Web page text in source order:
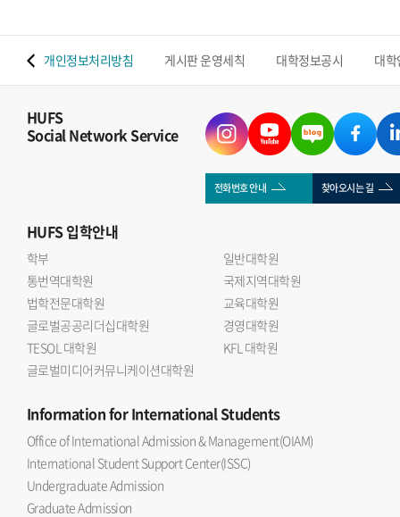
개인정보처리방침 게시판 운영세칙 대학정보공시 대
HUFS
Social Network Service
전화번호 안내 찾아오시는 길
HUFS입학안내
학부
일반대학원
통번역대학원
국제지역대학원
법학전문대학원
교육대학원
글로벌공공리더십대학원
경영대학원
TESOL 대학원
KFL 대학원
글로벌미디어커뮤니케이션대학원
Informationfor International Students
Office of International Admission & Management(OIAM)
International Student Support Center(ISSC)
Undergraduate Admission
Graduate Admission